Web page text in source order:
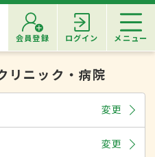
会員登録 ログイン メニュー
リニック・病院
変更
変更